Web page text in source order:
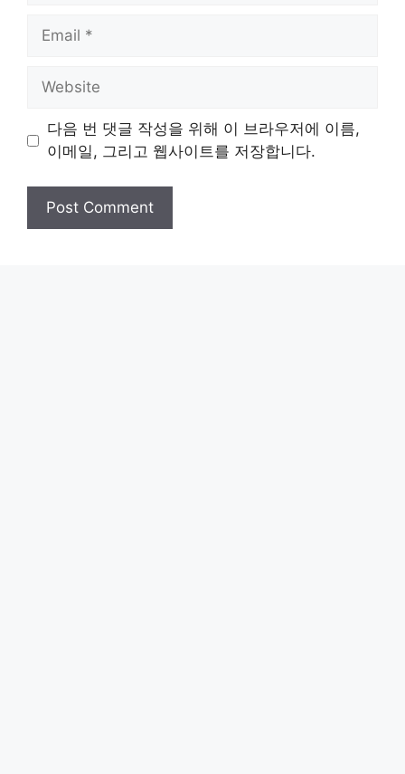
Email
Website
다음 번 댓글 작성을 위해 이 브라우저에 이름,
이메일, 그리고 웹사이트를 저장합니다.